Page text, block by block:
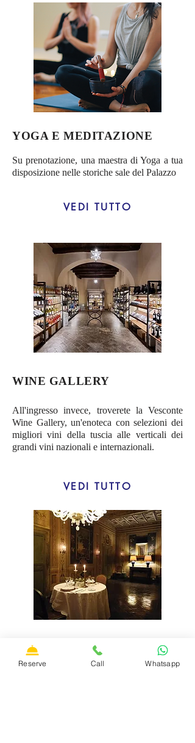
YOGA E MEDITAZIONE
Su prenotazione, una maestra di Yoga a tua
disposizione nelle storiche sale del Palazzo
VEDI TUTTO
WINE GALLERY
All'ingresso invece, troverete la Vesconte
Wine Gallery, un'enoteca con selezioni dei
migliori vini della tuscia alle verticali dei
grandi vini nazionali e internazionali.
VEDI TUTTO
CENA SOLO PER DUE
All’interno del Palazzo è possibile
Reserve Call Whatsapp